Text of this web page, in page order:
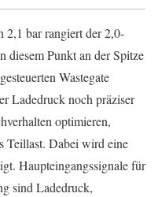
2,1 bar rangiert der 2,0-
diesem Punkt an der Spitze
Wastegate
Ladedruck noch präziser
optimieren,
Teillast. Dabei wird eine
Haupteingangssignale für
sind Ladedruck,